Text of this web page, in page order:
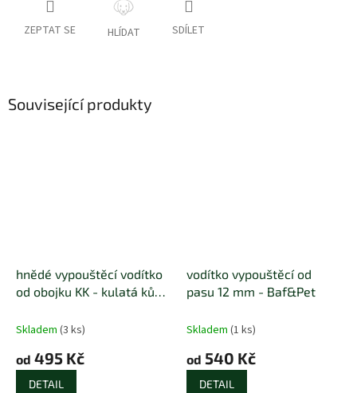
ZEPTAT SE HLÍDAT SDÍLET
Související produkty
hnědé vypouštěcí vodítko
od obojku KK - kulatá kůže
Skladem (3 ks)
od 495 Kč
DETAIL
vodítko vypouštěcí od
pasu 12 mm - Baf&Pet
Skladem (1 ks)
od 540 Kč
DETAIL